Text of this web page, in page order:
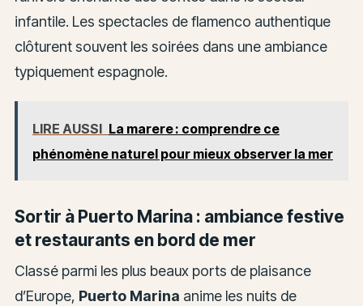
infantile. Les spectacles de flamenco authentique
clôturent souvent les soirées dans une ambiance
typiquement espagnole.
LIRE AUSSI La marere : comprendre ce
phénomène naturel pour mieux observer la mer
Sortir à Puerto Marina : ambiance festive
et restaurants en bord de mer
Classé parmi les plus beaux ports de plaisance
d’Europe, Puerto Marina anime les nuits de